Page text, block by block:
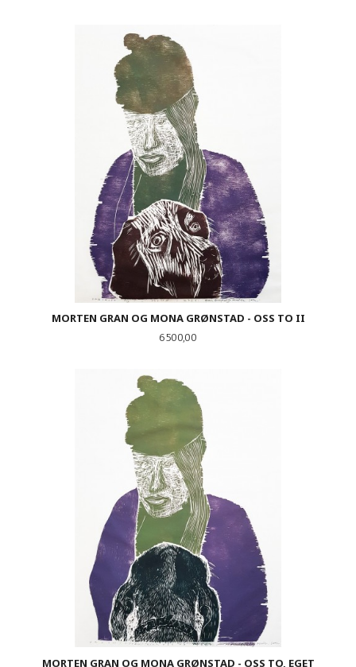
MORTEN GRAN OG MONA GRØNSTAD - OSS TO II
Pris
6 500,00
MORTEN GRAN OG MONA GRØNSTAD - OSS TO, EGET